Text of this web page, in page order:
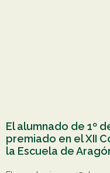
El alumnado de 1º
premiado en el XII
la Escuela de